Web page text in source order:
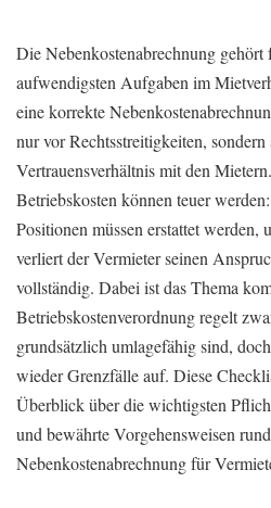
Die Nebenkostenabrechnung
aufwendigsten Aufgaben im
eine korrekte
nur vor Rechtsstreitigkeiten,
Vertrauensverhältnis mit den
Betriebskosten können teuer
Positionen müssen erstattet werden,
verliert der Vermieter seinen
vollständig. Dabei ist das Thema
Betriebskostenverordnung regelt
grundsätzlich umlagefähig sind,
wieder Grenzfälle auf. Diese
Überblick über die wichtigsten
und bewährte Vorgehensweisen
Nebenkostenabrechnung für